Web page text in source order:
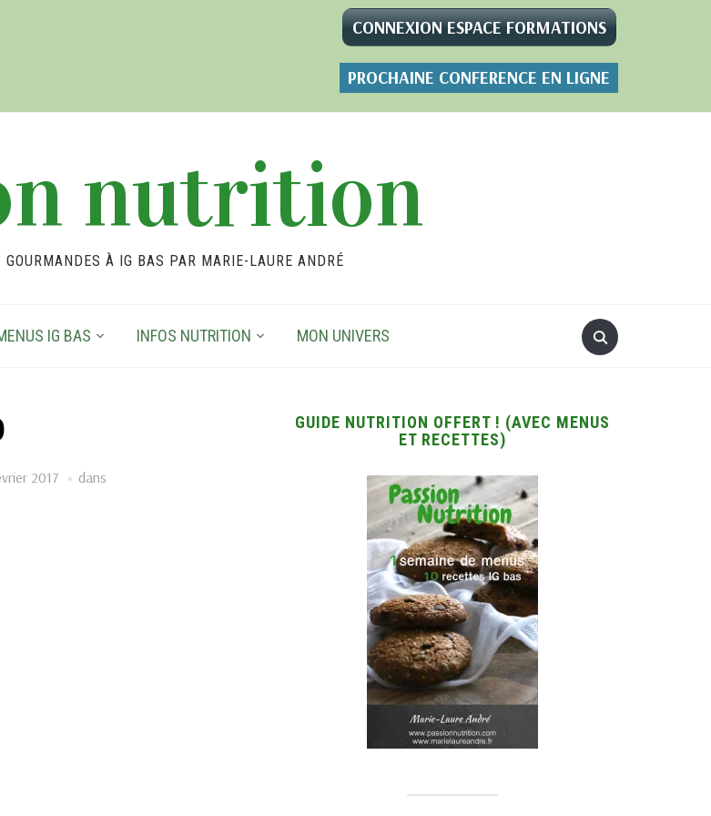
CONNEXION ESPACE FORMATIONS
PROCHAINE CONFERENCE EN LIGNE
nutrition
À IG BAS PAR MARIE-LAURE ANDRÉ
IG BAS INFOS NUTRITION MON UNIVERS
2017 dans
GUIDE NUTRITION OFFERT ! (AVEC MENUS
ET RECETTES)